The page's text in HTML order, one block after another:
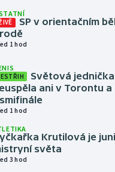
SP v orientačním
1 hod
Světová
ani v Torontu a
1 hod
Krutilová je
světa
3 hod